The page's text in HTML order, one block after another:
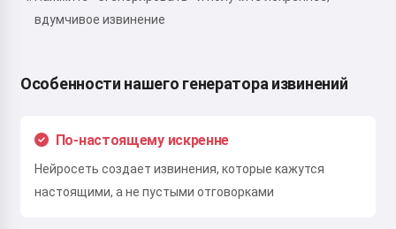
вдумчивое извинение
Особенности нашего генератора извинений
По-настоящему искренне
Нейросеть создает извинения, которые кажутся
настоящими, а не пустыми отговорками